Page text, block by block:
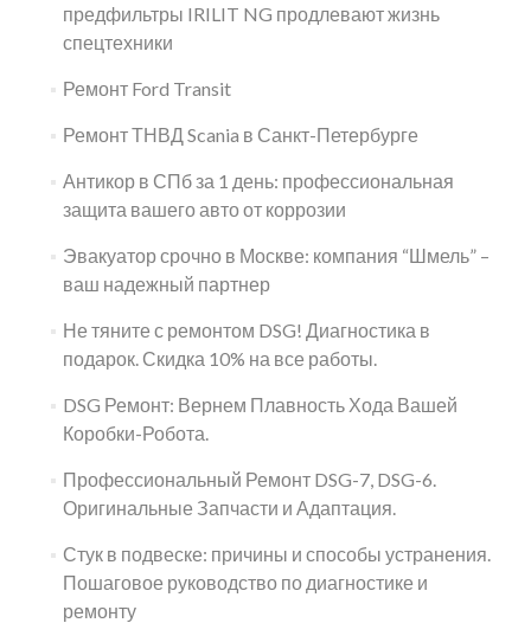
предфильтры IRILIT NG продлевают жизнь
спецтехники
Ремонт Ford Transit
Ремонт ТНВД Scania в Санкт-Петербурге
Антикор в СПб за 1 день: профессиональная
защита вашего авто от коррозии
Эвакуатор срочно в Москве: компания “Шмель” –
ваш надежный партнер
Не тяните с ремонтом DSG! Диагностика в
подарок. Скидка 10% на все работы.
DSG Ремонт: Вернем Плавность Хода Вашей
Коробки-Робота.
Профессиональный Ремонт DSG-7, DSG-6.
Оригинальные Запчасти и Адаптация.
Стук в подвеске: причины и способы устранения.
Пошаговое руководство по диагностике и
ремонту